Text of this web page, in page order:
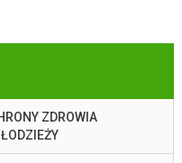
ZDROWIA